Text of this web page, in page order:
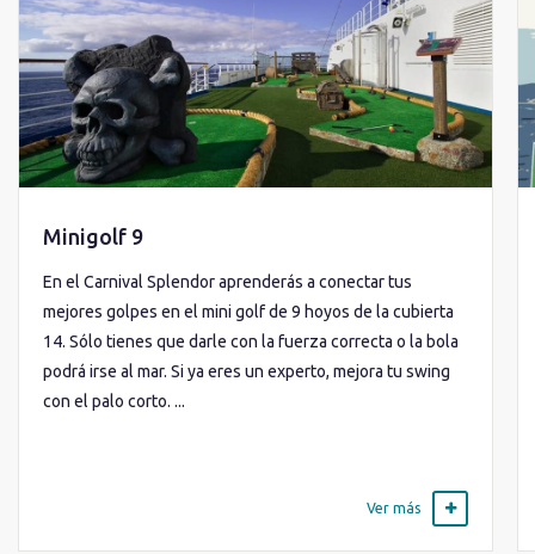
Minigolf 9
En el Carnival Splendor aprenderás a conectar tus
mejores golpes en el mini golf de 9 hoyos de la cubierta
14. Sólo tienes que darle con la fuerza correcta o la bola
podrá irse al mar. Si ya eres un experto, mejora tu swing
con el palo corto. ...
Ver más